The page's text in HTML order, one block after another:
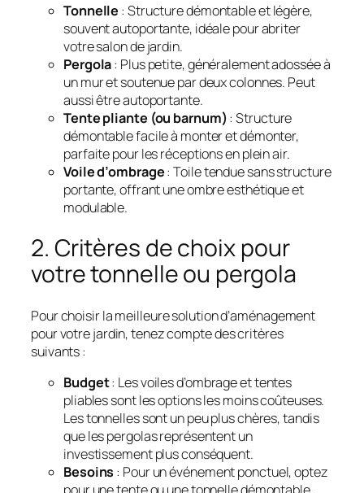
Tonnelle : Structure démontable et légère,
souvent autoportante, idéale pour abriter
votre salon de jardin.
Pergola: Plus petite, généralement adossée à
un mur et soutenue par deux colonnes. Peut
aussi être autoportante.
Tente pliante (ou barnum) : Structure
démontable facile à monter et démonter,
parfaite pour les réceptions en plein air.
Voile d’ombrage: Toile tendue sans structure
portante, offrant une ombre esthétique et
modulable.
2. Critères de choix pour
votre tonnelle ou pergola
Pour choisir la meilleure solution d’aménagement
pour votre jardin, tenez compte des critères
suivants :
Budget: Les voiles d’ombrage et tentes
pliables sont les options les moins coûteuses.
Les tonnelles sont un peu plus chères, tandis
que les pergolas représentent un
investissement plus conséquent.
Besoins : Pour un événement ponctuel, optez